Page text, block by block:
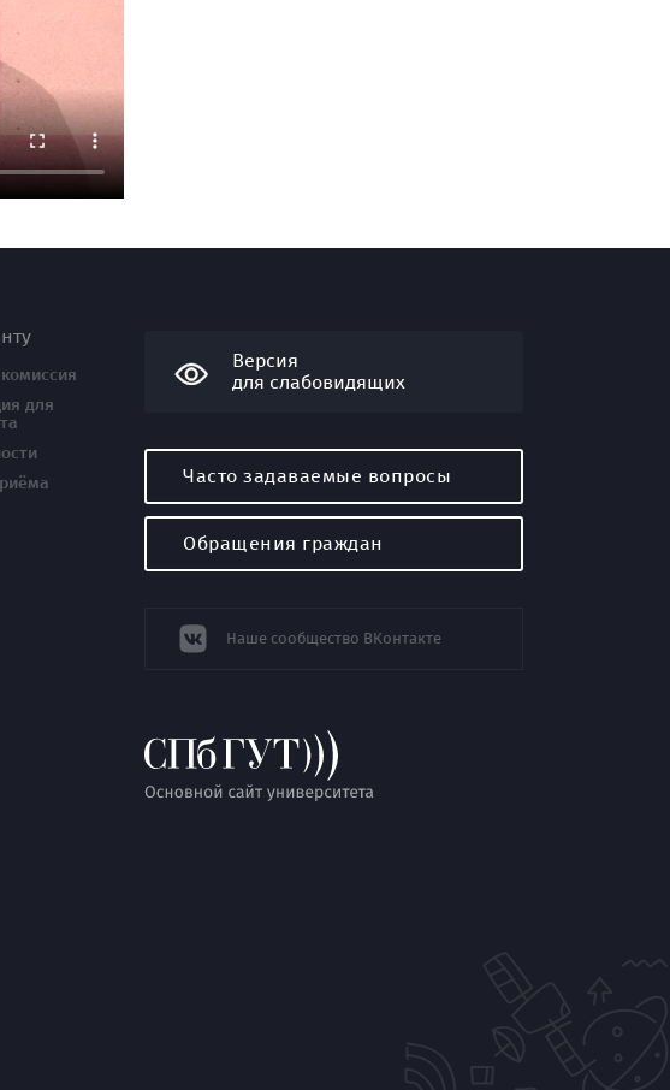
для
Версия
для слабовидящих
Часто задаваемые вопросы
Обращения граждан
Наше сообщество ВКонтакте